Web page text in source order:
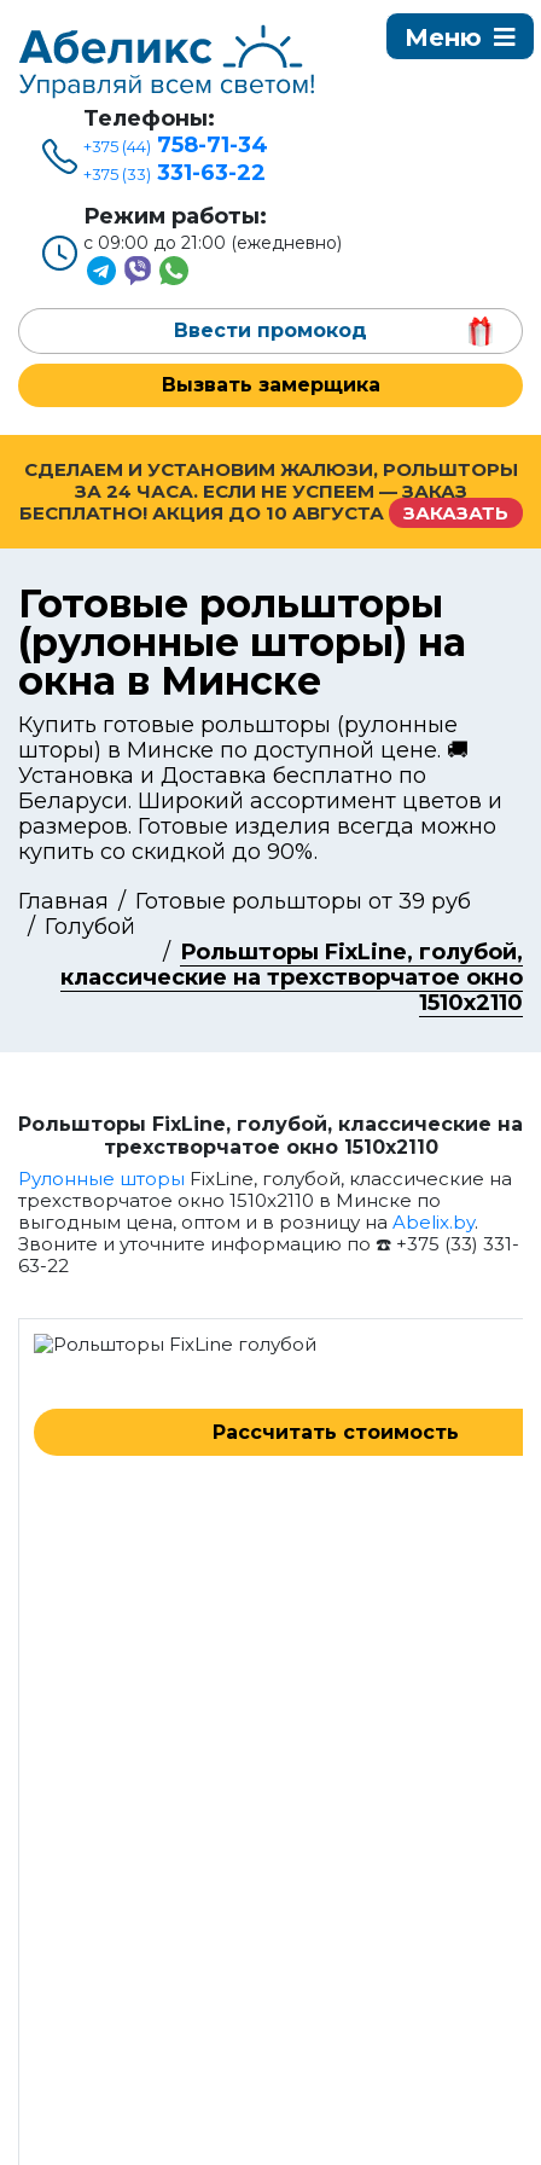
Телефоны:
+375 (44) 758-71-34
+375 (33) 331-63-22
Режим работы:
с 09:00 до 21:00 (ежедневно)
Ввести промокод
Вызвать замерщика
СДЕЛАЕМ И УСТАНОВИМ ЖАЛЮЗИ, РОЛЬШТОРЫ
ЗА 24 ЧАСА. ЕСЛИ НЕ УСПЕЕМ — ЗАКАЗ
БЕСПЛАТНО! АКЦИЯ ДО 10 АВГУСТА ЗАКАЗАТЬ
Готовые рольшторы
(рулонные шторы) на
окна в Минске
Купить готовые рольшторы (рулонные
шторы) в Минске по доступной цене. 🚚
Установка и Доставка бесплатно по
Беларуси. Широкий ассортимент цветов и
размеров. Готовые изделия всегда можно
купить со скидкой до 90%.
Главная
Готовые рольшторы от 39 руб
Голубой
Рольшторы FixLine, голубой,
классические на трехстворчатое окно
1510x2110
Рольшторы FixLine, голубой, классические на
трехстворчатое окно 1510x2110
Рулонные шторы FixLine, голубой, классические на
трехстворчатое окно 1510x2110 в Минске по
выгодным цена, оптом и в розницу на Abelix.by.
Звоните и уточните информацию по ☎️ +375 (33) 331-
63-22
Рассчитать стоимость